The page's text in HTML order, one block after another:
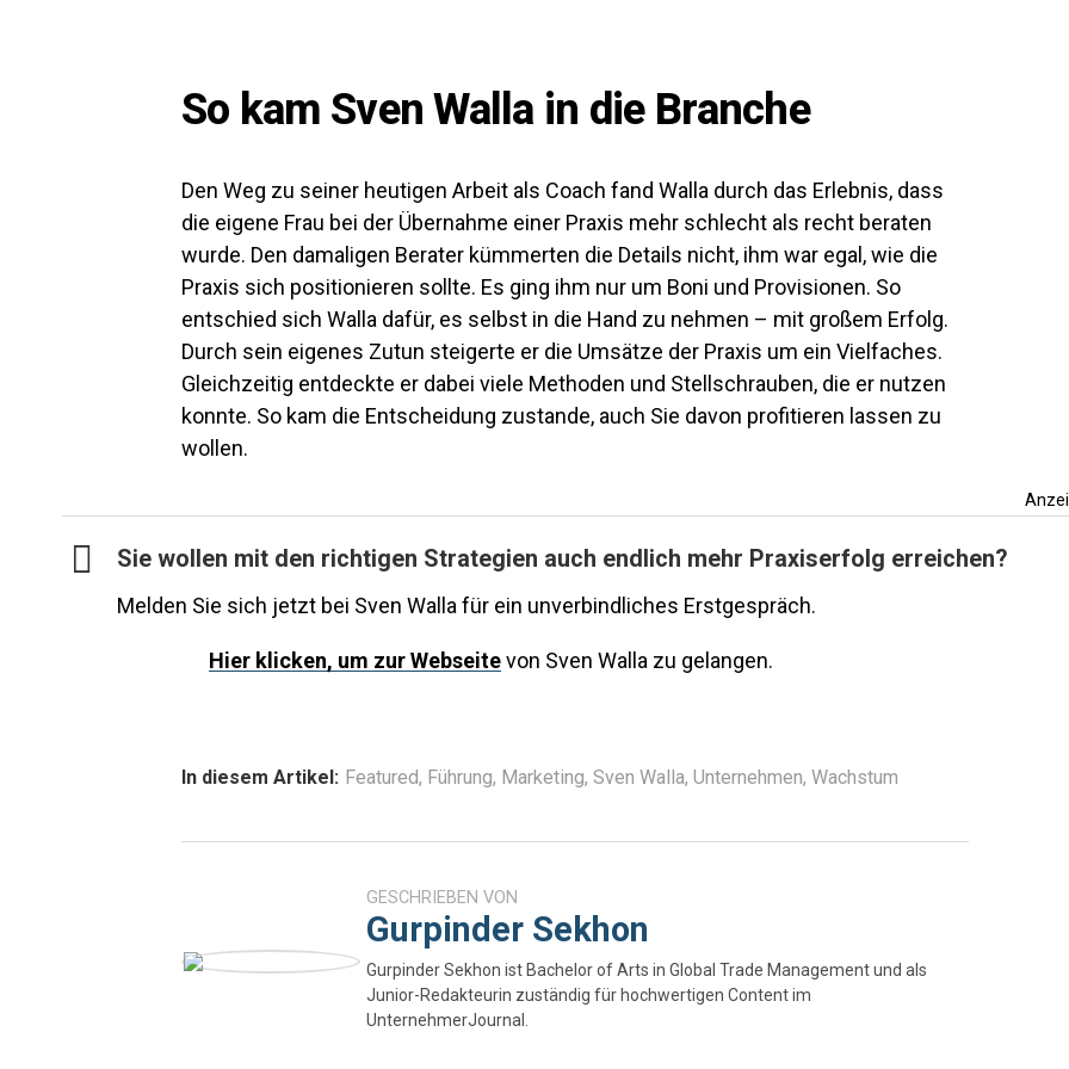
So kam Sven Walla in die Branche
Den Weg zu seiner heutigen Arbeit als Coach fand Walla durch das Erlebnis, dass
die eigene Frau bei der Übernahme einer Praxis mehr schlecht als recht beraten
wurde. Den damaligen Berater kümmerten die Details nicht, ihm war egal, wie die
Praxis sich positionieren sollte. Es ging ihm nur um Boni und Provisionen. So
entschied sich Walla dafür, es selbst in die Hand zu nehmen – mit großem Erfolg.
Durch sein eigenes Zutun steigerte er die Umsätze der Praxis um ein Vielfaches.
Gleichzeitig entdeckte er dabei viele Methoden und Stellschrauben, die er nutzen
konnte. So kam die Entscheidung zustande, auch Sie davon profitieren lassen zu
wollen.
Sie wollen mit den richtigen Strategien auch endlich mehr Praxiserfolg erreichen?
Melden Sie sich jetzt bei Sven Walla für ein unverbindliches Erstgespräch.
Hier klicken, um zur Webseitevon Sven Walla zu gelangen.
In diesem Artikel: Featured, Führung, Marketing, Sven Walla, Unternehmen, Wachstum
GESCHRIEBEN VON
Gurpinder Sekhon
Gurpinder Sekhon ist Bachelor of Arts in Global Trade Management und als
Junior-Redakteurin zuständig für hochwertigen Content im
UnternehmerJournal.